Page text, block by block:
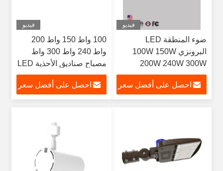
فيديو
ضوء المنطقة LED
البرونزي 100W 150W
200W 240W 300W
للشوارع / مواقف السيارات
احصل على أفضل سعر
فيديو
100 واط 150 واط 200
واط 240 واط 300 واط
مصباح صناديق الأحذية LED
IP65
احصل على أفضل سعر